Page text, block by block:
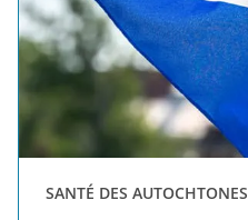
SANTÉ DES AUTOCHTONES